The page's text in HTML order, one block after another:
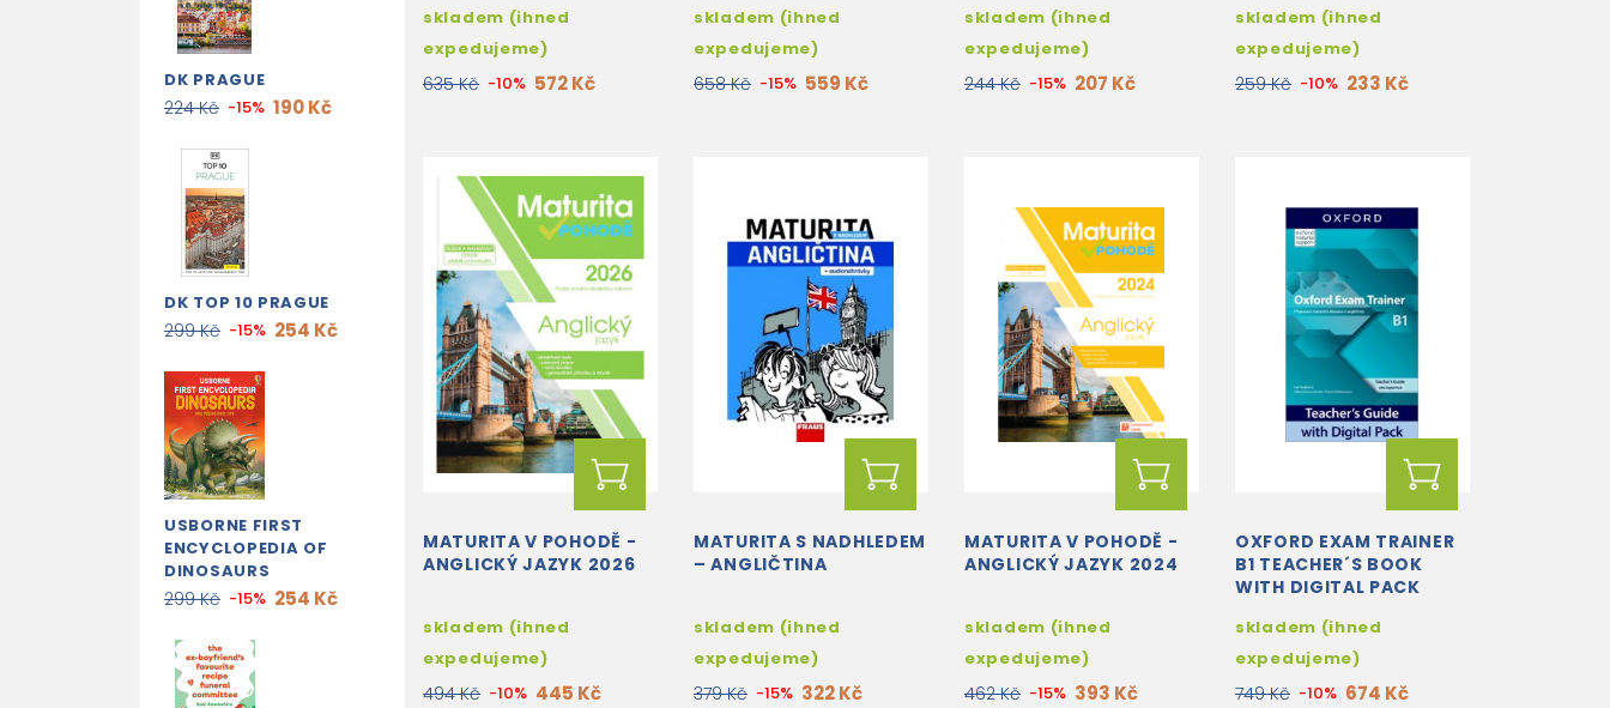
DK PRAGUE
224 Kč -15% 190 Kč
DK TOP 10 PRAGUE
299 Kč -15% 254 Kč
USBORNE FIRST
ENCYCLOPEDIA OF
DINOSAURS
299 Kč -15% 254 Kč
skladem (ihned
expedujeme)
635 Kč -10% 572 Kč
EDITION)
skladem (ihned
expedujeme)
658 Kč -15% 559 Kč
skladem (ihned
expedujeme)
244 Kč -15% 207 Kč
skladem (ihned
expedujeme)
259 Kč -10% 233 Kč
MATURITA V POHODĚ -
ANGLICKÝ JAZYK 2026
skladem (ihned
expedujeme)
494 Kč -10% 445 Kč
MATURITA S NADHLEDEM
– ANGLIČTINA
skladem (ihned
expedujeme)
379 Kč -15% 322 Kč
MATURITA V POHODĚ -
ANGLICKÝ JAZYK 2024
skladem (ihned
expedujeme)
462 Kč -15% 393 Kč
OXFORD EXAM TRAINER
B1 TEACHER´S BOOK
WITH DIGITAL PACK
skladem (ihned
expedujeme)
749 Kč -10% 674 Kč